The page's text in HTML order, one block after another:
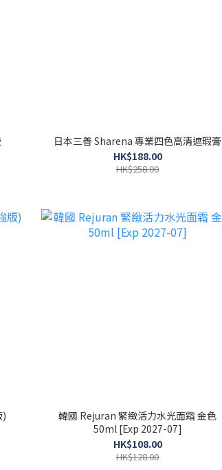
日本三善 Sharena 專業四色高清遮瑕膏
HK$188.00
HK$258.00
)
韓國 Rejuran 緊緻活力水光面霜 金色
50ml [Exp 2027-07]
HK$108.00
HK$128.00